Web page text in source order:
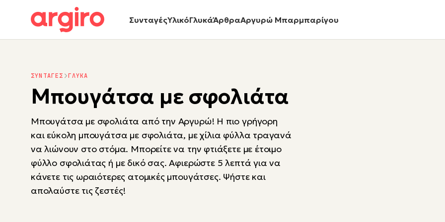
ΣυνταγέςΥλικόΓλυκάΆρθραΑργυρώ Μπαρμπαρίγου
ΣΥΝΤΑΓΕΣ ΓΛΥΚΑ
Μπουγάτσα με σφολιάτα
Μπουγάτσα με σφολιάτα από την Αργυρώ! Η πιο γρήγορη
και εύκολη μπουγάτσα με σφολιάτα, με χίλια φύλλα τραγανά
να λιώνουν στο στόμα. Μπορείτε να την φτιάξετε με έτοιμο
φύλλο σφολιάτας ή με δικό σας. Αφιερώστε 5 λεπτά για να
κάνετε τις ωραιότερες ατομικές μπουγάτσες. Ψήστε και
απολαύστε τις ζεστές!